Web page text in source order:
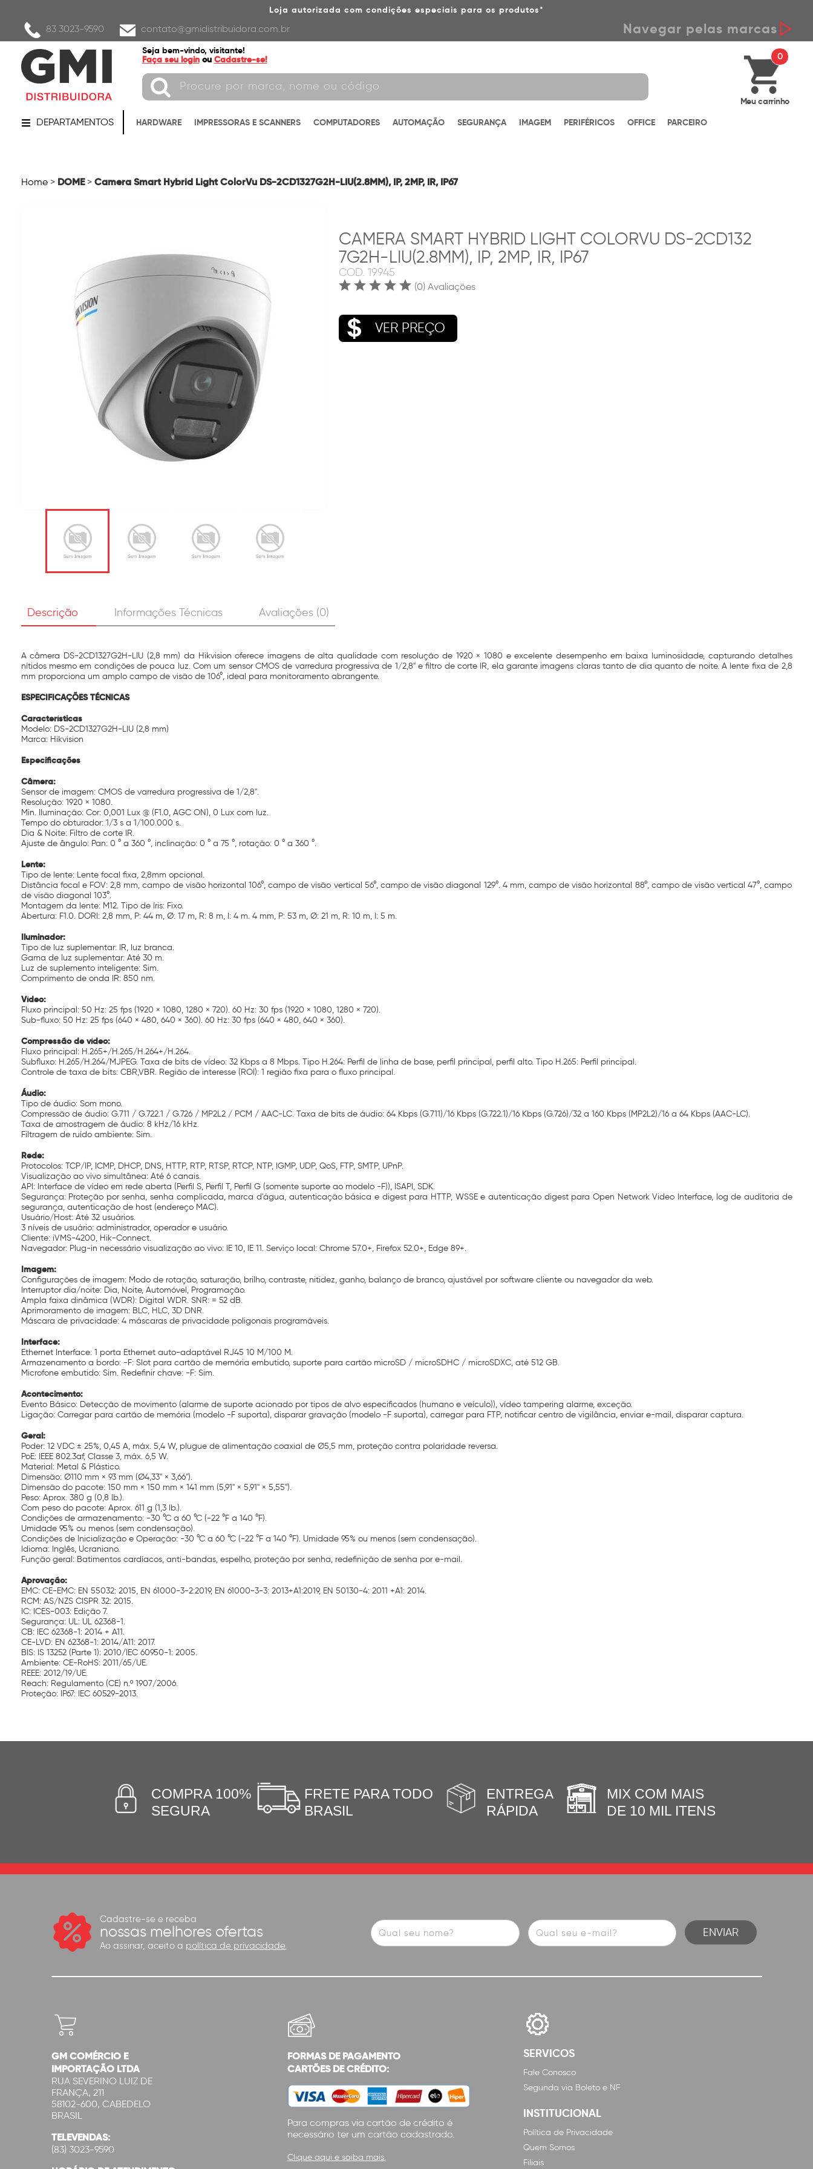
Loja autorizada com condições especiais para os produtos*
83 3023-9590 contato@gmidistribuidora.com.br Navegar pelas marcas
Seja bem-vindo, visitante!
Faça seu login ou Cadastre-se! 0
Meu carrinho
DEPARTAMENTOS HARDWARE IMPRESSORAS E SCANNERS COMPUTADORES AUTOMAÇÃO SEGURANÇA IMAGEM PERIFÉRICOS OFFICE PARCEIRO
Home > DOME > Camera Smart Hybrid Light ColorVu DS-2CD1327G2H-LIU(2.8MM), IP, 2MP, IR, IP67
CAMERA SMART HYBRID LIGHT COLORVU DS-2CD132
7G2H-LIU(2.8MM), IP, 2MP, IR, IP67
COD. 19945
(0) Avaliações
VER PREÇO
Descrição Informações Técnicas Avaliações (0)
A câmera DS-2CD1327G2H-LIU (2,8 mm) da Hikvision oferece imagens de alta qualidade com resolução de 1920 × 1080 e excelente desempenho em baixa luminosidade, capturando detalhes
nítidos mesmo em condições de pouca luz. Com um sensor CMOS de varredura progressiva de 1/2,8" e filtro de corte IR, ela garante imagens claras tanto de dia quanto de noite. A lente fixa de 2,8
mm proporciona um amplo campo de visão de 106°, ideal para monitoramento abrangente.
ESPECIFICAÇÕES TÉCNICAS
Características
Modelo: DS-2CD1327G2H-LIU (2,8 mm)
Marca: Hikvision
Especificações
Câmera:
Sensor de imagem: CMOS de varredura progressiva de 1/2,8".
Resolução: 1920 × 1080.
Min. Iluminação: Cor: 0,001 Lux @ (F1.0, AGC ON), 0 Lux com luz.
Tempo do obturador: 1/3 s a 1/100.000 s.
Dia & Noite: Filtro de corte IR.
Ajuste de ângulo: Pan: 0 ° a 360 °, inclinação: 0 ° a 75 °, rotação: 0 ° a 360 °.
Lente:
Tipo de lente: Lente focal fixa, 2,8mm opcional.
Distância focal e FOV: 2,8 mm, campo de visão horizontal 106°, campo de visão vertical 56°, campo de visão diagonal 129°. 4 mm, campo de visão horizontal 88°, campo de visão vertical 47°, campo
de visão diagonal 103°.
Montagem da lente: M12. Tipo de íris: Fixo.
Abertura: F1.0. DORI: 2,8 mm, P: 44 m, Ø: 17 m, R: 8 m, I: 4 m. 4 mm, P: 53 m, Ø: 21 m, R: 10 m, I: 5 m.
Iluminador:
Tipo de luz suplementar: IR, luz branca.
Gama de luz suplementar: Até 30 m.
Luz de suplemento inteligente: Sim.
Comprimento de onda IR: 850 nm.
Vídeo:
Fluxo principal: 50 Hz: 25 fps (1920 × 1080, 1280 × 720). 60 Hz: 30 fps (1920 × 1080, 1280 × 720).
Sub-fluxo: 50 Hz: 25 fps (640 × 480, 640 × 360). 60 Hz: 30 fps (640 × 480, 640 × 360).
Compressão de vídeo:
Fluxo principal: H.265+/H.265/H.264+/H.264.
Subfluxo: H.265/H.264/MJPEG. Taxa de bits de vídeo: 32 Kbps a 8 Mbps. Tipo H.264: Perfil de linha de base, perfil principal, perfil alto. Tipo H.265: Perfil principal.
Controle de taxa de bits: CBR,VBR. Região de interesse (ROI): 1 região fixa para o fluxo principal.
Áudio:
Tipo de áudio: Som mono.
Compressão de áudio: G.711 / G.722.1 / G.726 / MP2L2 / PCM / AAC-LC. Taxa de bits de áudio: 64 Kbps (G.711)/16 Kbps (G.722.1)/16 Kbps (G.726)/32 a 160 Kbps (MP2L2)/16 a 64 Kbps (AAC-LC).
Taxa de amostragem de áudio: 8 kHz/16 kHz.
Filtragem de ruído ambiente: Sim.
Rede:
Protocolos: TCP/IP, ICMP, DHCP, DNS, HTTP, RTP, RTSP, RTCP, NTP, IGMP, UDP, QoS, FTP, SMTP, UPnP.
Visualização ao vivo simultânea: Até 6 canais.
API: Interface de vídeo em rede aberta (Perfil S, Perfil T, Perfil G (somente suporte ao modelo -F)), ISAPI, SDK.
Segurança: Proteção por senha, senha complicada, marca d'água, autenticação básica e digest para HTTP, WSSE e autenticação digest para Open Network Video Interface, log de auditoria de
segurança, autenticação de host (endereço MAC).
Usuário/Host: Até 32 usuários.
3 níveis de usuário: administrador, operador e usuário.
Cliente: iVMS-4200, Hik-Connect.
Navegador: Plug-in necessário visualização ao vivo: IE 10, IE 11. Serviço local: Chrome 57.0+, Firefox 52.0+, Edge 89+.
Imagem:
Configurações de imagem: Modo de rotação, saturação, brilho, contraste, nitidez, ganho, balanço de branco, ajustável por software cliente ou navegador da web.
Interruptor dia/noite: Dia, Noite, Automóvel, Programação.
Ampla faixa dinâmica (WDR): Digital WDR. SNR: = 52 dB.
Aprimoramento de imagem: BLC, HLC, 3D DNR.
Máscara de privacidade: 4 máscaras de privacidade poligonais programáveis.
Interface:
Ethernet Interface: 1 porta Ethernet auto-adaptável RJ45 10 M/100 M.
Armazenamento a bordo: -F: Slot para cartão de memória embutido, suporte para cartão microSD / microSDHC / microSDXC, até 512 GB.
Microfone embutido: Sim. Redefinir chave: -F: Sim.
Acontecimento:
Evento Básico: Detecção de movimento (alarme de suporte acionado por tipos de alvo especificados (humano e veículo)), vídeo tampering alarme, exceção.
Ligação: Carregar para cartão de memória (modelo -F suporta), disparar gravação (modelo -F suporta), carregar para FTP, notificar centro de vigilância, enviar e-mail, disparar captura.
Geral:
Poder: 12 VDC ± 25%, 0,45 A, máx. 5,4 W, plugue de alimentação coaxial de Ø5,5 mm, proteção contra polaridade reversa.
PoE: IEEE 802.3af, Classe 3, máx. 6,5 W.
Material: Metal & Plástico.
Dimensão: Ø110 mm × 93 mm (Ø4,33" × 3,66").
Dimensão do pacote: 150 mm × 150 mm × 141 mm (5,91" × 5,91" × 5,55").
Peso: Aprox. 380 g (0,8 lb.).
Com peso do pacote: Aprox. 611 g (1,3 lb.).
Condições de armazenamento: -30 °C a 60 °C (-22 °F a 140 °F).
Umidade 95% ou menos (sem condensação).
Condições de Inicialização e Operação: -30 °C a 60 °C (-22 °F a 140 °F). Umidade 95% ou menos (sem condensação).
Idioma: Inglês, Ucraniano.
Função geral: Batimentos cardíacos, anti-bandas, espelho, proteção por senha, redefinição de senha por e-mail.
Aprovação:
EMC: CE-EMC: EN 55032: 2015, EN 61000-3-2:2019, EN 61000-3-3: 2013+A1:2019, EN 50130-4: 2011 +A1: 2014.
RCM: AS/NZS CISPR 32: 2015.
IC: ICES-003: Edição 7.
Segurança: UL: UL 62368-1.
CB: IEC 62368-1: 2014 + A11.
CE-LVD: EN 62368-1: 2014/A11: 2017.
BIS: IS 13252 (Parte 1): 2010/IEC 60950-1: 2005.
Ambiente: CE-RoHS: 2011/65/UE.
REEE: 2012/19/UE.
Reach: Regulamento (CE) n.º 1907/2006.
Proteção: IP67: IEC 60529-2013.
COMPRA 100%
SEGURA
FRETE PARA TODO
BRASIL
ENTREGA
RÁPIDA
MIX COM MAIS
DE 10 MIL ITENS
Cadastre-se e receba
nossas melhores ofertas
Ao assinar, aceito a política de privacidade.
GM COMÉRCIO E
IMPORTAÇÃO LTDA
RUA SEVERINO LUIZ DE
FRANÇA, 211
58102-600, CABEDELO
BRASIL
TELEVENDAS:
(83) 3023-9590
FORMAS DE PAGAMENTO
CARTÕES DE CRÉDITO:
Para compras via cartão de crédito é
necessário ter um cartão cadastrado.
Clique aqui e saiba mais.
SERVICOS
Fale Conosco
Segunda via Boleto e NF
INSTITUCIONAL
Política de Privacidade
Quem Somos
Filiais